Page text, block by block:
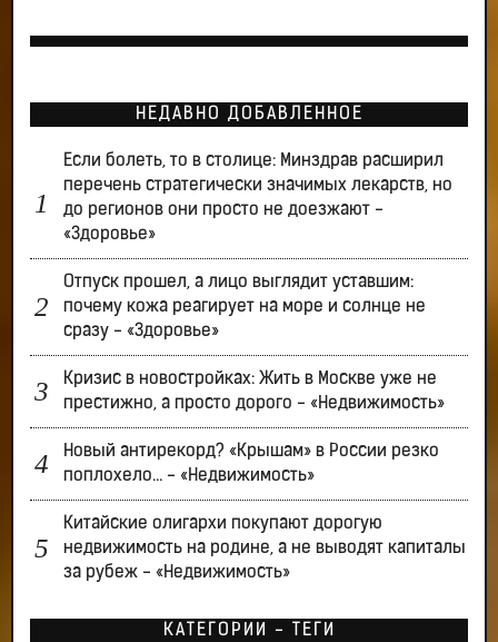
НЕДАВНО ДОБАВЛЕННОЕ
Если болеть, то в столице: Минздрав расширил
перечень стратегически значимых лекарств, но
до регионов они просто не доезжают -
«Здоровье»
Отпуск прошел, а лицо выглядит уставшим:
почему кожа реагирует на море и солнце не
сразу - «Здоровье»
Кризис в новостройках: Жить в Москве уже не
престижно, а просто дорого - «Недвижимость»
Новый антирекорд? «Крышам» в России резко
поплохело… - «Недвижимость»
Китайские олигархи покупают дорогую
недвижимость на родине, а не выводят капиталы
за рубеж - «Недвижимость»
КАТЕГОРИИ - ТЕГИ